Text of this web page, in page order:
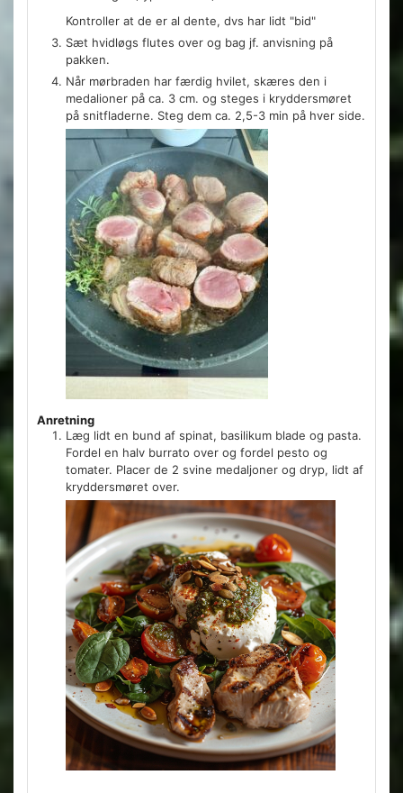
Kontroller at de er al dente, dvs har lidt "bid"
Sæt hvidløgs flutes over og bag jf. anvisning på
pakken.
Når mørbraden har færdig hvilet, skæres den i
medalioner på ca. 3 cm. og steges i kryddersmøret
på snitfladerne. Steg dem ca. 2,5-3 min på hver side.
Anretning
Læg lidt en bund af spinat, basilikum blade og pasta.
Fordel en halv burrato over og fordel pesto og
tomater. Placer de 2 svine medaljoner og dryp, lidt af
kryddersmøret over.